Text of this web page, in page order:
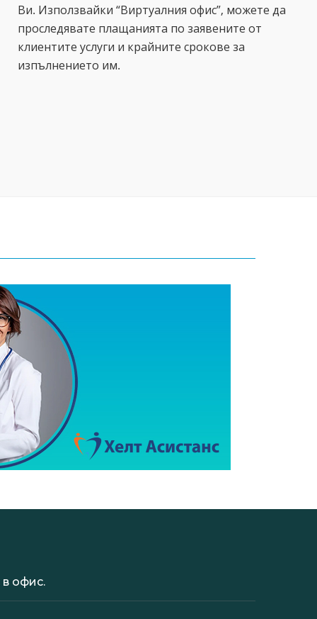
Ви. Използвайки “Виртуалния офис”, можете да
проследявате плащанията по заявените от
клиентите услуги и крайните срокове за
изпълнението им.
офис.